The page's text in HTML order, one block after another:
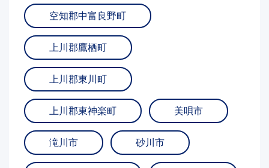
空知郡中富良野町
上川郡鷹栖町
上川郡東川町
上川郡東神楽町 美唄市
滝川市 砂川市